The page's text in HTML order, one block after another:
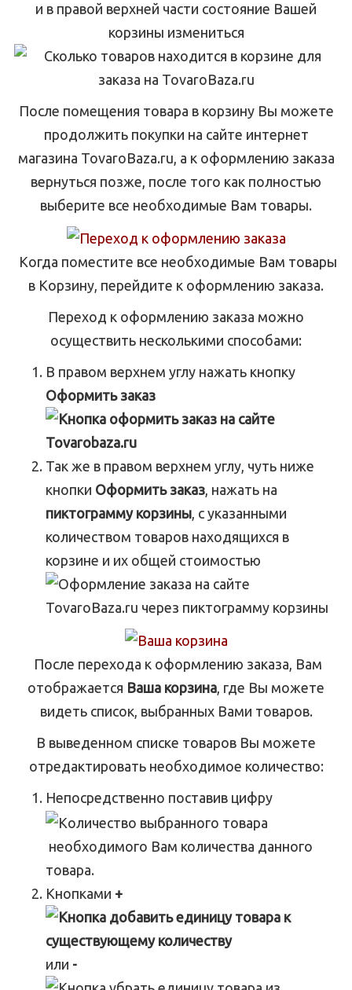
и в правой верхней части состояние Вашей
корзины измениться
После помещения товара в корзину Вы можете
продолжить покупки на сайте интернет
магазина TovaroBaza.ru, а к оформлению заказа
вернуться позже, после того как полностью
выберите все необходимые Вам товары.
Когда поместите все необходимые Вам товары
в Корзину, перейдите к оформлению заказа.
Переход к оформлению заказа можно
осуществить несколькими способами:
В правом верхнем углу нажать кнопку
Оформить заказ
Так же в правом верхнем углу, чуть ниже
кнопки Оформить заказ, нажать на
пиктограмму корзины, с указанными
количеством товаров находящихся в
корзине и их общей стоимостью
После перехода к оформлению заказа, Вам
отображается Ваша корзина, где Вы можете
видеть список, выбранных Вами товаров.
В выведенном списке товаров Вы можете
отредактировать необходимое количество:
Непосредственно поставив цифру
необходимого Вам количества данного
товара.
Кнопками +
или -